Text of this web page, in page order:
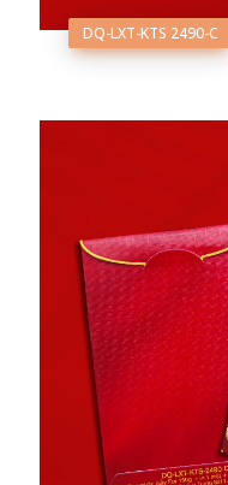
DQ-LXT-KTS 2490-C